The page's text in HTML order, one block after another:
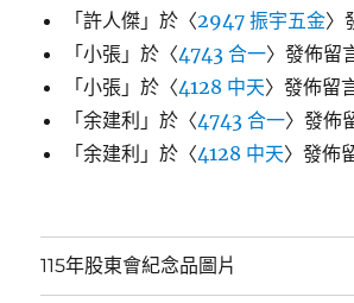
「許人傑 」於〈2947 振宇五金〉
「小張 」於〈4743 合一〉發佈留
「小張 」於〈4128 中天〉發佈留
「余建利 」於〈4743 合一〉發佈
「余建利 」於〈4128 中天〉發佈
115年股東會紀念品圖片